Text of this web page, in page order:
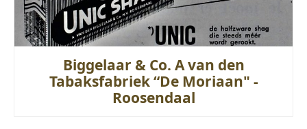
Biggelaar & Co. A van den
Tabaksfabriek “De Moriaan" -
Roosendaal